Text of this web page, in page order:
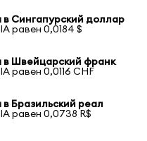
в Сингапурский доллар
равен 0,0184 $
в Швейцарский франк
равен 0,0116 CHF
в Бразильский реал
равен 0,0738 R$